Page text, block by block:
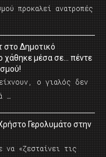
προκαλεί ανατροπές
στο Δημοτικό
χάθηκε μέσα σε… πέντε
ο γιαλός δεν
…
Γερολυμάτο στην
να «ζεσταίνει τις